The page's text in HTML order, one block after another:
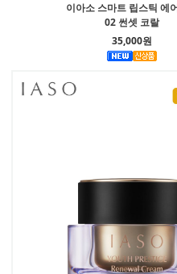
이아소 스마트 립스틱 에
02 썬셋 코랄
35,000원